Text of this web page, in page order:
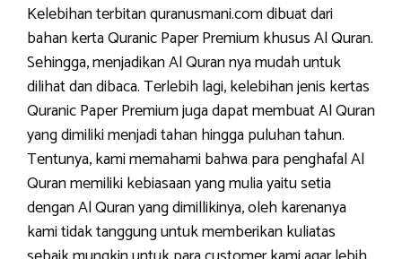
Kelebihan terbitan quranusmani.com dibuat dari
bahan kerta Quranic Paper Premium khusus Al Quran.
Sehingga, menjadikan Al Quran nya mudah untuk
dilihat dan dibaca. Terlebih lagi, kelebihan jenis kertas
Quranic Paper Premium juga dapat membuat Al Quran
yang dimiliki menjadi tahan hingga puluhan tahun.
Tentunya, kami memahami bahwa para penghafal Al
Quran memiliki kebiasaan yang mulia yaitu setia
dengan Al Quran yang dimillikinya, oleh karenanya
kami tidak tanggung untuk memberikan kuliatas